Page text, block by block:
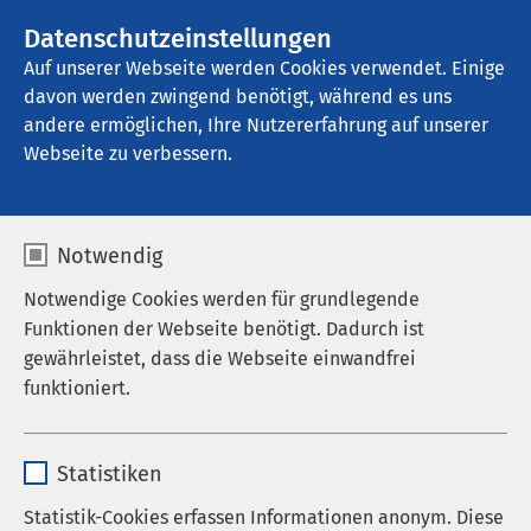
Datenschutzeinstellungen
Auf unserer Webseite werden Cookies verwendet. Einige
davon werden zwingend benötigt, während es uns
andere ermöglichen, Ihre Nutzererfahrung auf unserer
Webseite zu verbessern.
Notwendig
Notwendige Cookies werden für grundlegende
Funktionen der Webseite benötigt. Dadurch ist
gewährleistet, dass die Webseite einwandfrei
funktioniert.
Anbieter sgalinski
Statistiken
Statistik-Cookies erfassen Informationen anonym. Diese
AMEOS Klinikum Heiligenhafen
Aktuelle Aspekte der
Therapie von Angst und
Zwang
Referent